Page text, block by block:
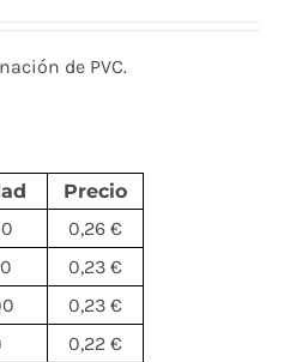
de PVC.
Precio
0,26 €
0,23 €
0,23 €
0,22 €